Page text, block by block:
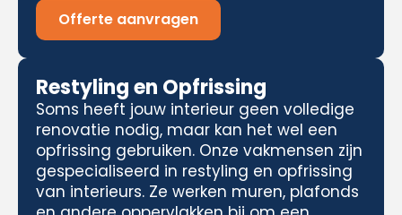
Offerte aanvragen
Restyling en Opfrissing
Soms heeft jouw interieur geen volledige
renovatie nodig, maar kan het wel een
opfrissing gebruiken. Onze vakmensen zijn
gespecialiseerd in restyling en opfrissing
van interieurs. Ze werken muren, plafonds